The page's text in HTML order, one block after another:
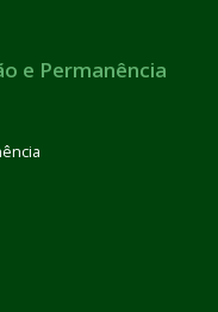
e Permanência